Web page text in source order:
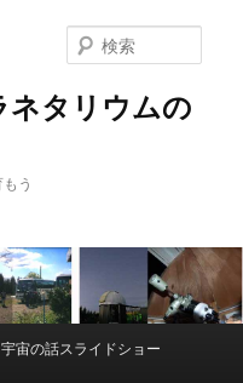
ネタリウムの
う
索
宇宙の話スライドショー